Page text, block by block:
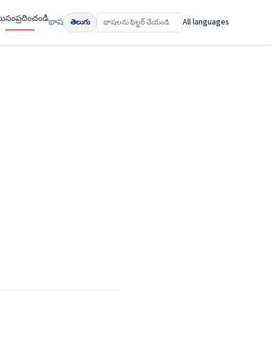
సంప్రదించండిభాష తెలుగు All languages